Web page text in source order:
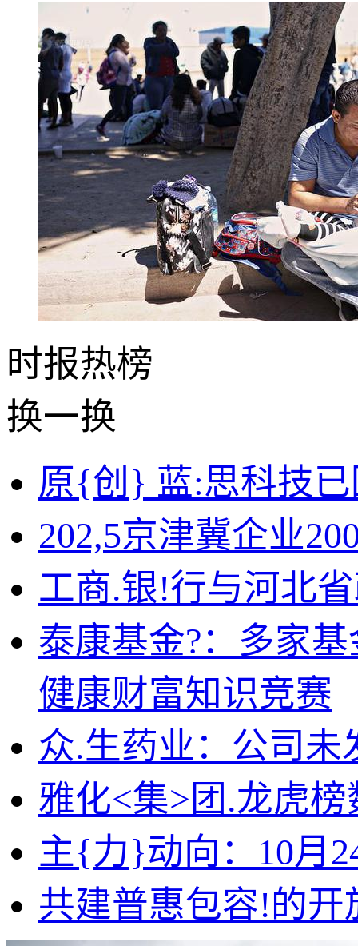
时报热榜
换一换
原{创} 蓝:思科技已
202,5京津冀企业
工商.银!行与河北
泰康基金?：多家
健康财富知识竞赛
众.生药业：公司未
雅化<集>团.龙虎
主{力}动向：10月
共建普惠包容!的开